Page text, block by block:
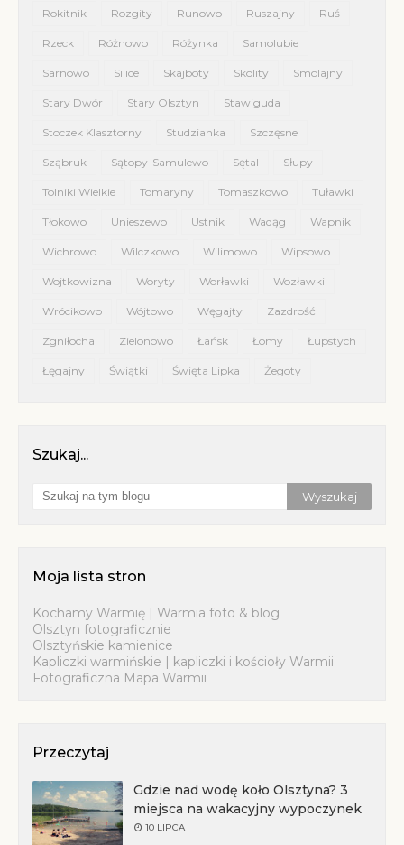
Rokitnik Rozgity Runowo Ruszajny Ruś
Rzeck Różnowo Różynka Samolubie
Sarnowo Silice Skajboty Skolity Smolajny
Stary Dwór Stary Olsztyn Stawiguda
Stoczek Klasztorny Studzianka Szczęsne
Sząbruk Sątopy-Samulewo Sętal Słupy
Tolniki Wielkie Tomaryny Tomaszkowo Tuławki
Tłokowo Unieszewo Ustnik Wadąg Wapnik
Wichrowo Wilczkowo Wilimowo Wipsowo
Wojtkowizna Woryty Worławki Wozławki
Wrócikowo Wójtowo Węgajty Zazdrość
Zgniłocha Zielonowo Łańsk Łomy Łupstych
Łęgajny Świątki Święta Lipka Żegoty
Szukaj...
Moja lista stron
Kochamy Warmię | Warmia foto & blog
Olsztyn fotograficznie
Olsztyńskie kamienice
Kapliczki warmińskie | kapliczki i kościoły Warmii
Fotograficzna Mapa Warmii
Przeczytaj
Gdzie nad wodę koło Olsztyna? 3
miejsca na wakacyjny wypoczynek
10 LIPCA